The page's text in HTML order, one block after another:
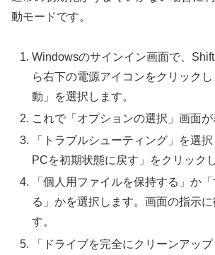
動モードです。
Windowsのサインイン画面で、
ら右下の電源アイコンをクリック
動」を選択します。
これで「オプションの選択」画面が
「トラブルシューティング」を選
PCを初期状態に戻す」をクリック
「個人用ファイルを保持する」か
る」かを選択します。画面の指示に
す。
「ドライブを完全にクリーンアッ